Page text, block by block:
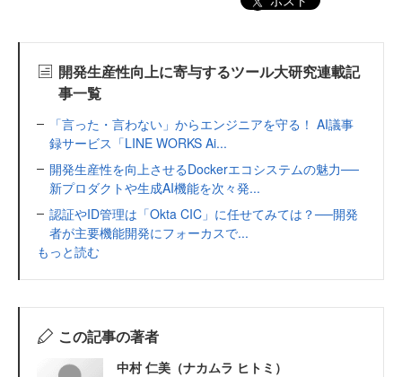
開発生産性向上に寄与するツール大研究連載記
事一覧
「言った・言わない」からエンジニアを守る！ AI議事
録サービス「LINE WORKS Ai...
開発生産性を向上させるDockerエコシステムの魅力──
新プロダクトや生成AI機能を次々発...
認証やID管理は「Okta CIC」に任せてみては？──開発
者が主要機能開発にフォーカスで...
もっと読む
この記事の著者
中村 仁美（ナカムラ ヒトミ）